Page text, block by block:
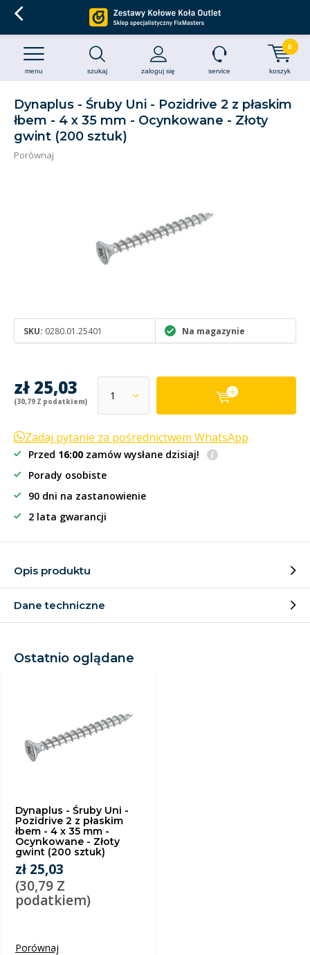
szukaj zaloguj się
menu service koszyk
0
Dynaplus - Śruby Uni - Pozidrive 2 z płaskim
łbem - 4 x 35 mm - Ocynkowane - Złoty
gwint (200 sztuk)
Porównaj
SKU: 0280.01.25401 Na magazynie
zł 25,03
(30,79 Z podatkiem)
Zadaj pytanie za pośrednictwem WhatsApp
Przed 16:00 zamów wysłane dzisiaj!
Porady osobiste
90 dni na zastanowienie
2 lata gwarancji
Opis produktu
Dane techniczne
Ostatnio oglądane
Dynaplus - Śruby Uni -
Pozidrive 2 z płaskim
łbem - 4 x 35 mm -
Ocynkowane - Złoty
gwint (200 sztuk)
zł 25,03
(30,79 Z
podatkiem)
Porównaj